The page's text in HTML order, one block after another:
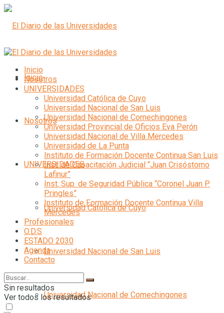
Inicio
Nosotros
UNIVERSIDADES
Universidad Católica de Cuyo
Universidad Nacional de San Luis
Universidad Nacional de Comechingones
Inicio
Nosotros
UNIVERSIDADES
Universidad Católica de Cuyo
Universidad Nacional de San Luis
Universidad Nacional de Comechingones
Universidad Provincial de Oficios Eva Perón
Universidad Nacional de Villa Mercedes
Universidad de La Punta
Instituto de Formación Docente Continua San Luis
Inst. de Capacitación Judicial “Juan Crisóstomo
Lafinur”
Inst. Sup. de Seguridad Pública “Coronel Juan P.
Pringles”
Instituto de Formación Docente Continua Villa
Mercedes
Profesionales
O.D.S
ESTADO 2030
Agenda
Contacto
Sin resultados
Ver todos los resultados